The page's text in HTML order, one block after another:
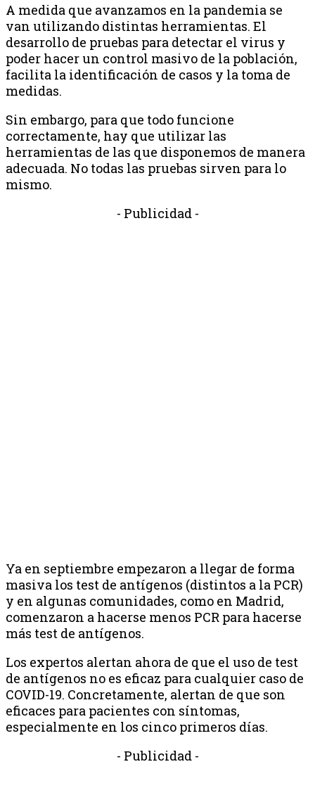
A medida que avanzamos en la pandemia se
van utilizando distintas herramientas. El
desarrollo de pruebas para detectar el virus y
poder hacer un control masivo de la población,
facilita la identificación de casos y la toma de
medidas.
Sin embargo, para que todo funcione
correctamente, hay que utilizar las
herramientas de las que disponemos de manera
adecuada. No todas las pruebas sirven para lo
mismo.
- Publicidad -
Ya en septiembre empezaron a llegar de forma
masiva los test de antígenos (distintos a la PCR)
y en algunas comunidades, como en Madrid,
comenzaron a hacerse menos PCR para hacerse
más test de antígenos.
Los expertos alertan ahora de que el uso de test
de antígenos no es eficaz para cualquier caso de
COVID-19. Concretamente, alertan de que son
eficaces para pacientes con síntomas,
especialmente en los cinco primeros días.
- Publicidad -